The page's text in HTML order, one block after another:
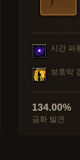
시간 파
보호막
134.00%
금화 발견